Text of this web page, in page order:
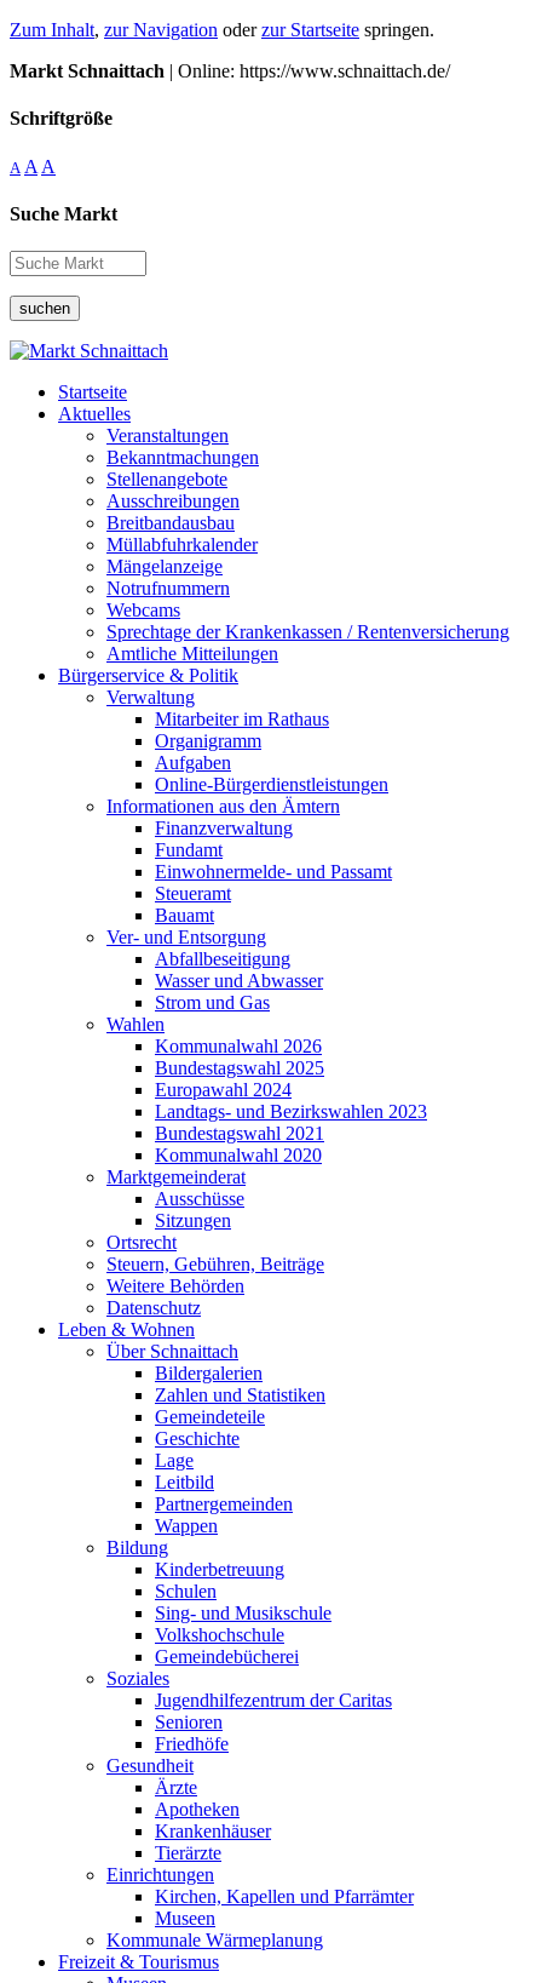
Zum Inhalt, zur Navigation oderzur Startseite springen.
Markt Schnaittach | Online: https://www.schnaittach.de/
Schriftgröße
A A A
Suche Markt
suchen
Startseite
Aktuelles
Veranstaltungen
Bekanntmachungen
Stellenangebote
Ausschreibungen
Breitbandausbau
Müllabfuhrkalender
Mängelanzeige
Notrufnummern
Webcams
Sprechtage der Krankenkassen / Rentenversicherung
Amtliche Mitteilungen
Bürgerservice & Politik
Verwaltung
Mitarbeiter im Rathaus
Organigramm
Aufgaben
Online-Bürgerdienstleistungen
Informationen aus den Ämtern
Finanzverwaltung
Fundamt
Einwohnermelde- und Passamt
Steueramt
Bauamt
Ver- und Entsorgung
Abfallbeseitigung
Wasser und Abwasser
Strom und Gas
Wahlen
Kommunalwahl 2026
Bundestagswahl 2025
Europawahl 2024
Landtags- und Bezirkswahlen 2023
Bundestagswahl 2021
Kommunalwahl 2020
Marktgemeinderat
Ausschüsse
Sitzungen
Ortsrecht
Steuern, Gebühren, Beiträge
Weitere Behörden
Datenschutz
Leben & Wohnen
Über Schnaittach
Bildergalerien
Zahlen und Statistiken
Gemeindeteile
Geschichte
Lage
Leitbild
Partnergemeinden
Wappen
Bildung
Kinderbetreuung
Schulen
Sing- und Musikschule
Volkshochschule
Gemeindebücherei
Soziales
Jugendhilfezentrum der Caritas
Senioren
Friedhöfe
Gesundheit
Ärzte
Apotheken
Krankenhäuser
Tierärzte
Einrichtungen
Kirchen, Kapellen und Pfarrämter
Museen
Kommunale Wärmeplanung
Freizeit & Tourismus